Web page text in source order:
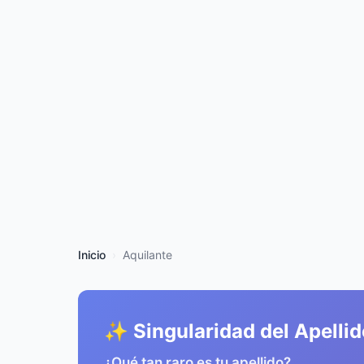
Inicio Aquilante
✨ Singularidad del